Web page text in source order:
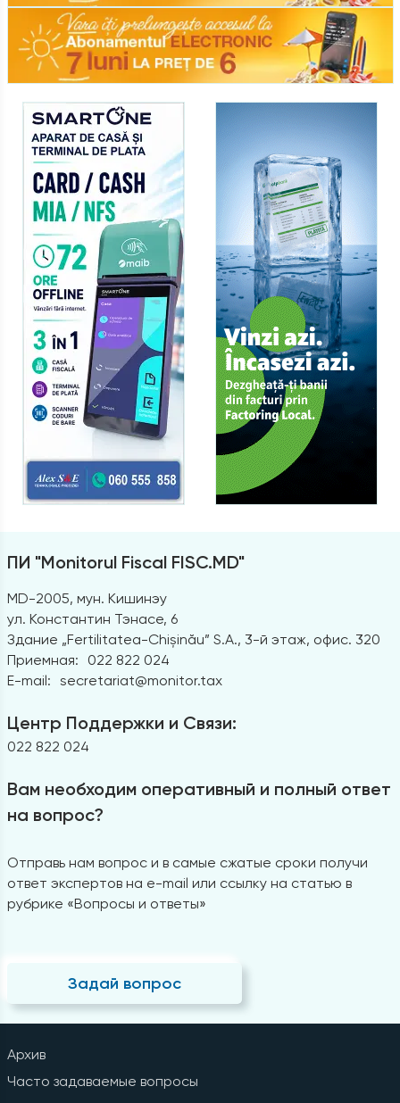
ПИ "Monitorul Fiscal FISC.MD"
MD-2005, мун. Кишинэу
ул. Константин Тэнасе, 6
Здание „Fertilitatea-Chișinău” S.A., 3-й этаж, офис. 320
Приемная:
022 822 024
E-mail: secretariat@monitor.tax
Центр Поддержки и Связи:
022 822 024
Вам необходим оперативный и полный ответ
на вопрос?
Отправь нам вопрос и в самые сжатые сроки получи
ответ экспертов на e-mail или ссылку на статью в
рубрике «Вопросы и ответы»
Задай вопрос
Архив
Часто задаваемые вопросы